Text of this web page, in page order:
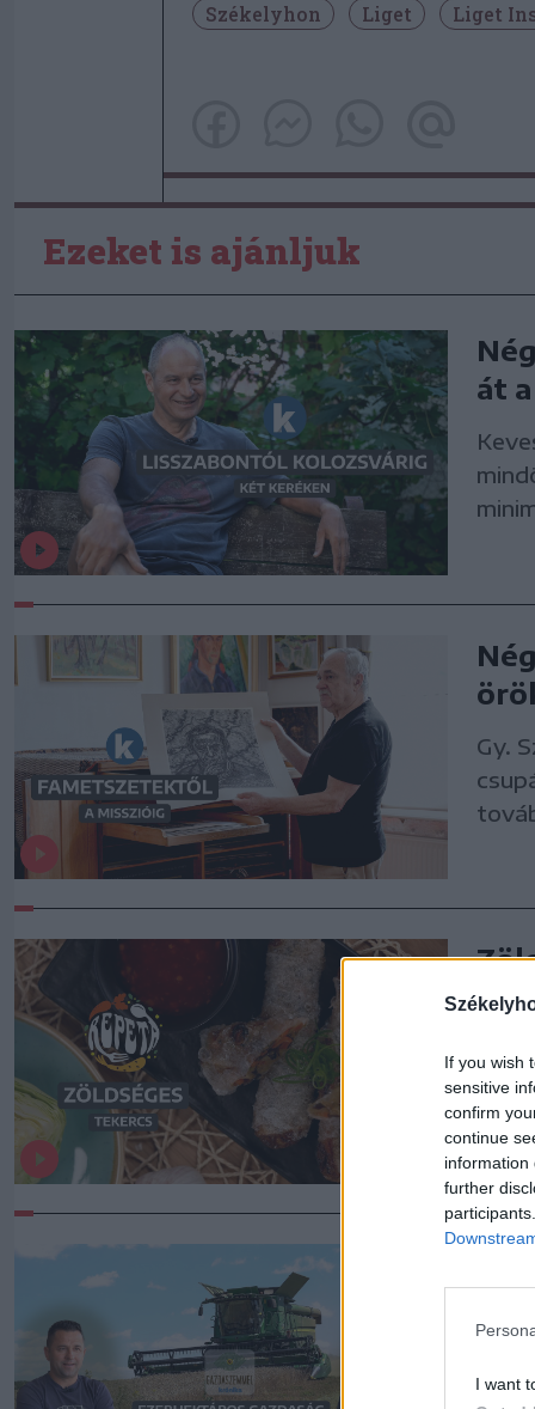
If you wish
sensitive
confirm
continue
information
further
I want
Székelyhon Liget Liget
Ezeket is ajánljuk
át
Gy.
A
A